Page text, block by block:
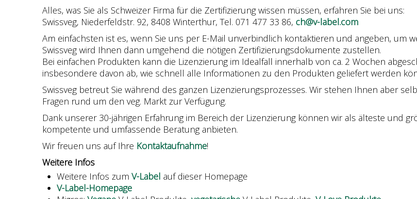
Alles, was Sie als Schweizer Firma für die Zertifizierung wissen müssen, erfahren Sie bei uns:
Swissveg, Niederfeldstr. 92, 8408 Winterthur, Tel. 071 477 33 86, ch@v-label.com
Am einfachsten ist es, wenn Sie uns per E-Mail unverbindlich kontaktieren und angeben, um
Swissveg wird Ihnen dann umgehend die nötigen Zertifizierungsdokumente zustellen.
Bei einfachen Produkten kann die Lizenzierung im Idealfall innerhalb von ca. 2 Wochen
insbesondere davon ab, wie schnell alle Informationen zu den Produkten geliefert werden
Swissveg betreut Sie während des ganzen Lizenzierungsprozesses. Wir stehen Ihnen aber
Fragen rund um den veg. Markt zur Verfügung.
Dank unserer 30-jährigen Erfahrung im Bereich der Lizenzierung können wir als älteste und
kompetente und umfassende Beratung anbieten.
Wir freuen uns auf Ihre Kontaktaufnahme!
Weitere Infos
Weitere Infos zum V-Label auf dieser Homepage
V-Label-Homepage